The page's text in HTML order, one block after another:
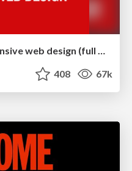
Fashionably flexible responsive web design (full day workshop)
408 67k